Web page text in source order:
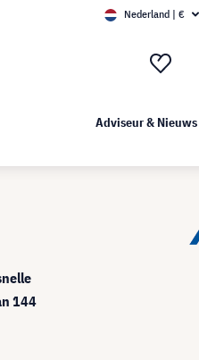
Nederland | €
Adviseur & Nieuws
144